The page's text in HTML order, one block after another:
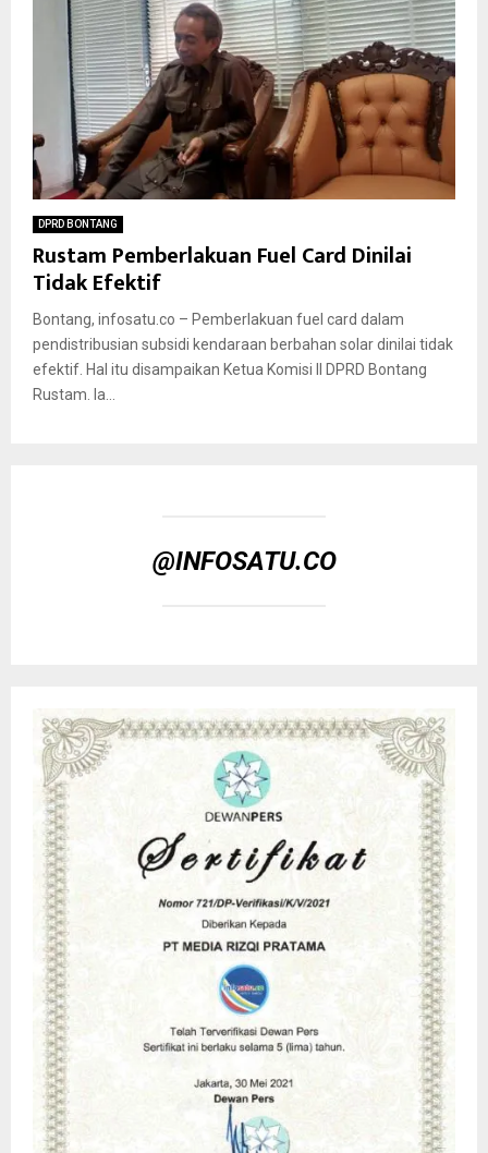
DPRD BONTANG
Rustam Pemberlakuan Fuel Card Dinilai
Tidak Efektif
Bontang, infosatu.co – Pemberlakuan fuel card dalam
pendistribusian subsidi kendaraan berbahan solar dinilai tidak
efektif. Hal itu disampaikan Ketua Komisi ll DPRD Bontang
Rustam. Ia...
@INFOSATU.CO